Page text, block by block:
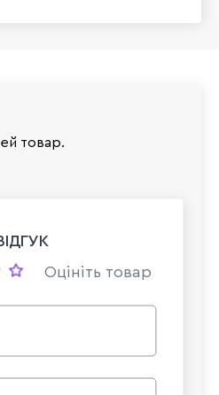
товар.
Оцініть товар